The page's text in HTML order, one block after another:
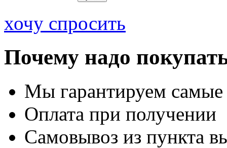
хочу спросить
Почему надо
Мы гарантируем
Оплата при получении
Самовывоз из пункта